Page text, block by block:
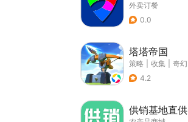
外卖订餐
0.0
塔塔帝国
策略 收集 奇幻
4.2
供销基地直供